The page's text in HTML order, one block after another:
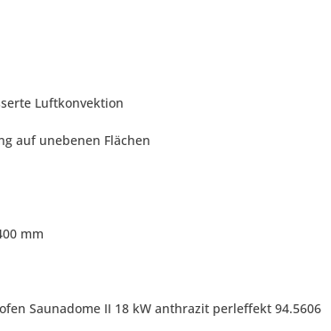
Luftkonvektion
auf unebenen Flächen
mm
Saunadome II 18 kW anthrazit perleffekt 94.5606